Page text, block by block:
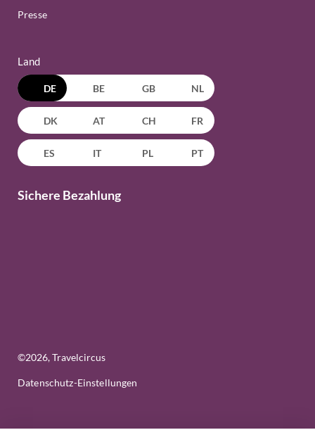
Presse
Land
DE BE GB NL
DK AT CH FR
ES IT PL PT
Sichere Bezahlung
©2026, Travelcircus
Datenschutz-Einstellungen